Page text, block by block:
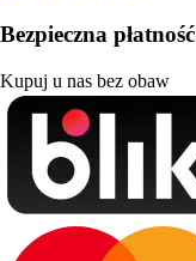
Bezpieczna płatność
Kupuj u nas bez obaw